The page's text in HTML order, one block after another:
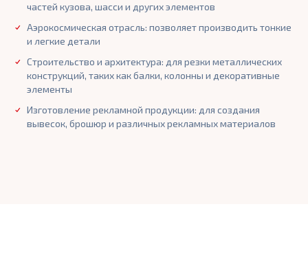
частей кузова, шасси и других элементов
Аэрокосмическая отрасль: позволяет производить тонкие
и легкие детали
Строительство и архитектура: для резки металлических
конструкций, таких как балки, колонны и декоративные
элементы
Изготовление рекламной продукции: для создания
вывесок, брошюр и различных рекламных материалов